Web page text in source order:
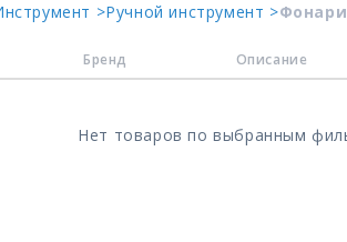
>Ручной инструмент >
Бренд Описание
Нет товаров по выбранным